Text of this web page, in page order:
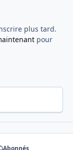
plus tard.
pour
Abonnés